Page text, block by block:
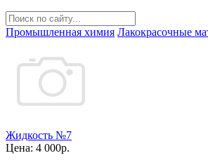
Промышленная химия Лакокрасочные
Жидкость №7
Цена: 4 000р.